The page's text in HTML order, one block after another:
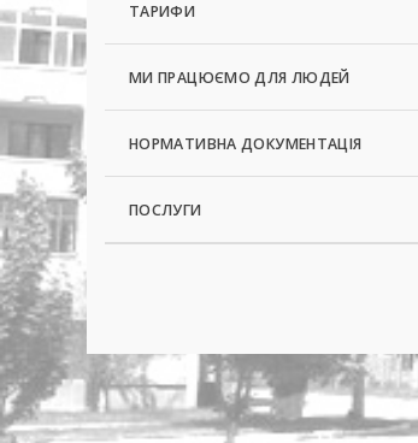
ТАРИФИ
МИ ПРАЦЮЄМО ДЛЯ ЛЮДЕЙ
НОРМАТИВНА ДОКУМЕНТАЦІЯ
ПОСЛУГИ